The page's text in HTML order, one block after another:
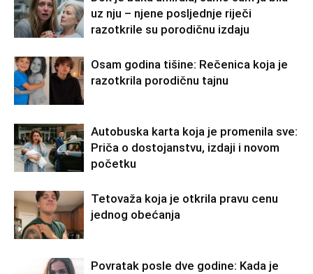
uz nju – njene posljednje riječi
razotkrile su porodičnu izdaju
Osam godina tišine: Rečenica koja je
razotkrila porodičnu tajnu
Autobuska karta koja je promenila sve:
Priča o dostojanstvu, izdaji i novom
početku
Tetovaža koja je otkrila pravu cenu
jednog obećanja
Povratak posle dve godine: Kada je